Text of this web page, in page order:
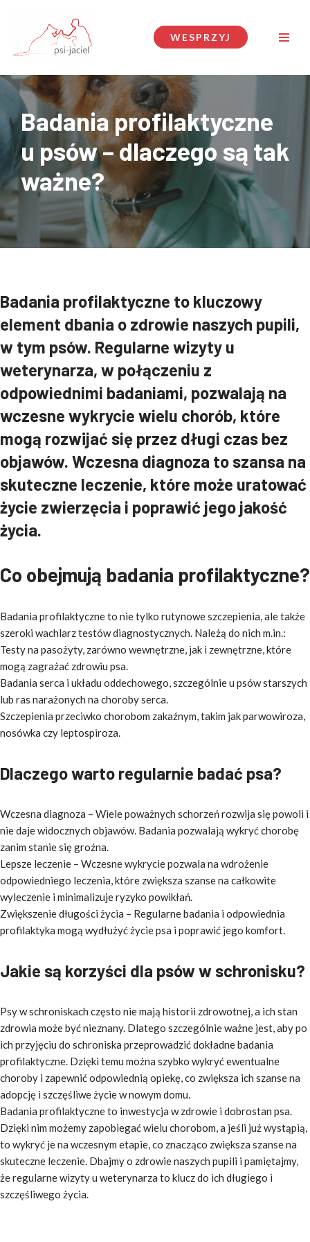
Przejdź
do
WESPRZYJ
Badania profilaktyczne
u psów – dlaczego są tak
ważne?
Badania profilaktyczne to kluczowy
element dbania o zdrowie naszych pupili,
w tym psów. Regularne wizyty u
weterynarza, w połączeniu z
odpowiednimi badaniami, pozwalają na
wczesne wykrycie wielu chorób, które
mogą rozwijać się przez długi czas bez
objawów. Wczesna diagnoza to szansa na
skuteczne leczenie, które może uratować
życie zwierzęcia i poprawić jego jakość
życia.
Co obejmują badania profilaktyczne?
Badania profilaktyczne to nie tylko rutynowe szczepienia, ale także
szeroki wachlarz testów diagnostycznych. Należą do nich m.in.:
Testy na pasożyty, zarówno wewnętrzne, jak i zewnętrzne, które
mogą zagrażać zdrowiu psa.
Badania serca i układu oddechowego, szczególnie u psów starszych
lub ras narażonych na choroby serca.
Szczepienia przeciwko chorobom zakaźnym, takim jak parwowiroza,
nosówka czy leptospiroza.
Dlaczego warto regularnie badać psa?
Wczesna diagnoza – Wiele poważnych schorzeń rozwija się powoli i
nie daje widocznych objawów. Badania pozwalają wykryć chorobę
zanim stanie się groźna.
Lepsze leczenie – Wczesne wykrycie pozwala na wdrożenie
odpowiedniego leczenia, które zwiększa szanse na całkowite
wyleczenie i minimalizuje ryzyko powikłań.
Zwiększenie długości życia – Regularne badania i odpowiednia
profilaktyka mogą wydłużyć życie psa i poprawić jego komfort.
Jakie są korzyści dla psów w schronisku?
Psy w schroniskach często nie mają historii zdrowotnej, a ich stan
zdrowia może być nieznany. Dlatego szczególnie ważne jest, aby po
ich przyjęciu do schroniska przeprowadzić dokładne badania
profilaktyczne. Dzięki temu można szybko wykryć ewentualne
choroby i zapewnić odpowiednią opiekę, co zwiększa ich szanse na
adopcję i szczęśliwe życie w nowym domu.
Badania profilaktyczne to inwestycja w zdrowie i dobrostan psa.
Dzięki nim możemy zapobiegać wielu chorobom, a jeśli już wystąpią,
to wykryć je na wczesnym etapie, co znacząco zwiększa szanse na
skuteczne leczenie. Dbajmy o zdrowie naszych pupili i pamiętajmy,
że regularne wizyty u weterynarza to klucz do ich długiego i
szczęśliwego życia.